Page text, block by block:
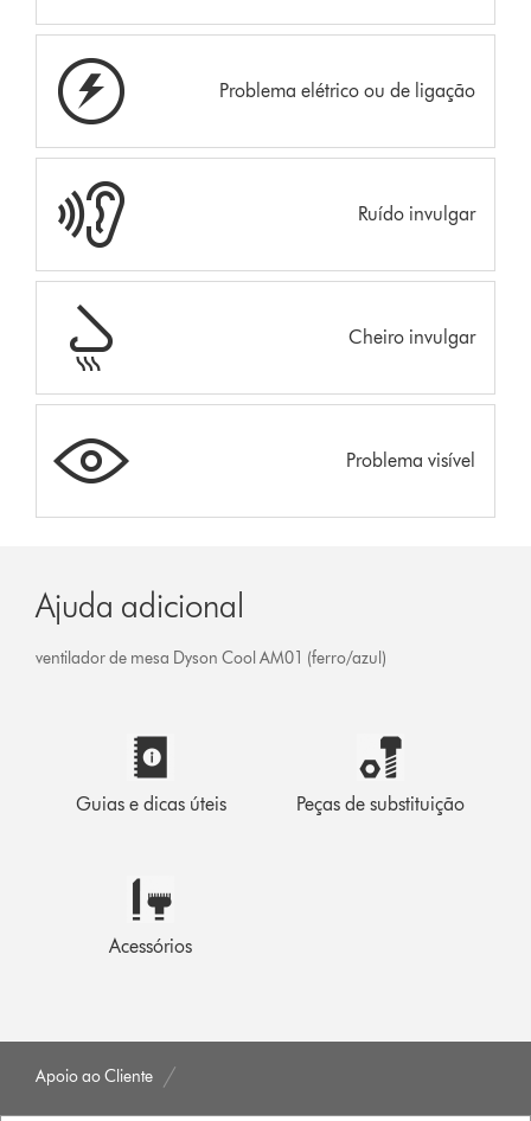
Problema elétrico ou de ligação
Ruído invulgar
Cheiro invulgar
Problema visível
Ajuda adicional
ventilador de mesa Dyson Cool AM01 (ferro/azul)
Guias e dicas úteis Peças de substituição
Acessórios
Apoio ao Cliente